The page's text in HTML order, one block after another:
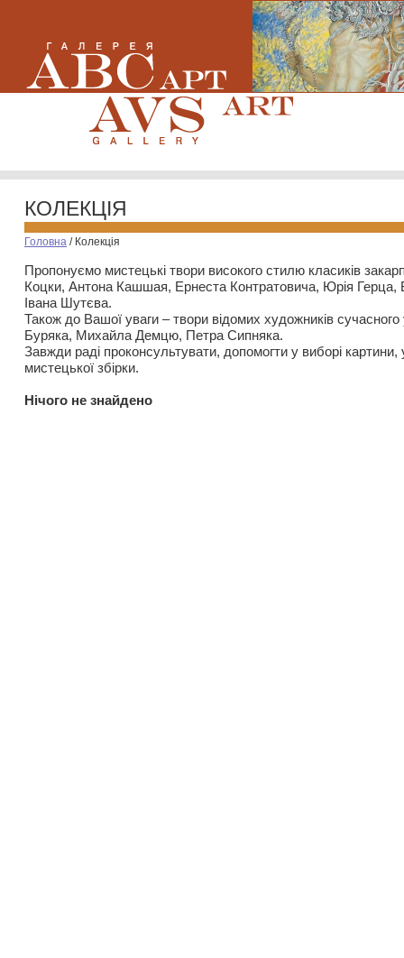
КОЛЕКЦІЯ
Головна / Колекція
Пропонуємо мистецькі твори високого стилю класиків
Коцки, Антона Кашшая, Ернеста Контратовича, Юрія
Івана Шутєва.
Також до Вашої уваги – твори відомих художників
Буряка, Михайла Демцю, Петра Сипняка.
Завжди раді проконсультувати, допомогти у виборі картини,
мистецької збірки.
Нiчого не знайдено